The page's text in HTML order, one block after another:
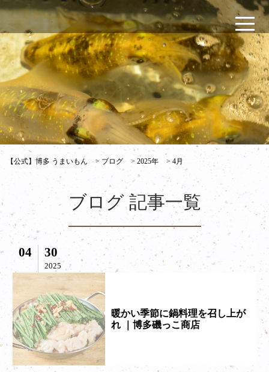
【公式】博多 うまいもん > ブログ >2025年 >4月
ブログ 記事一覧
04 30
2025
暖かい季節に鍋料理を召し上が
れ ｜博多磯っこ商店